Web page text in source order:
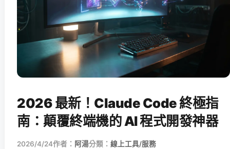
2026 最新！Claude Code 終極指
南：顛覆終端機的 AI 程式開發神器
2026/4/24作者： 阿湯分類： 線上工具/服務